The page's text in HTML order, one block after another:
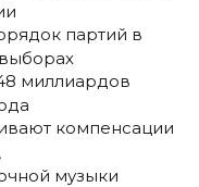
партий в
миллиардов
компенсации
музыки